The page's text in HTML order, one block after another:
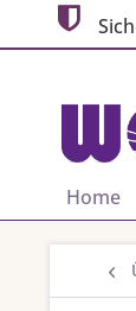
Home